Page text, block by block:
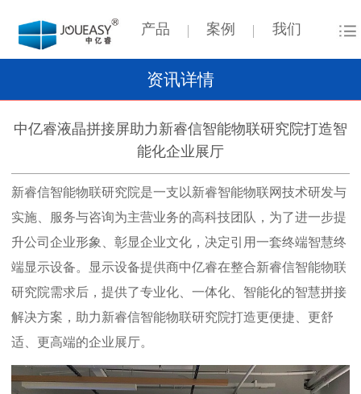
产品 案例 我们
资讯详情
中亿睿液晶拼接屏助力新睿信智能物联研究院打造智
能化企业展厅
新睿信智能物联研究院是一支以新睿智能物联网技术研发与
实施、服务与咨询为主营业务的高科技团队，为了进一步提
升公司企业形象、彰显企业文化，决定引用一套终端智慧终
端显示设备。显示设备提供商中亿睿在整合新睿信智能物联
研究院需求后，提供了专业化、一体化、智能化的智慧拼接
解决方案，助力新睿信智能物联研究院打造更便捷、更舒
适、更高端的企业展厅。